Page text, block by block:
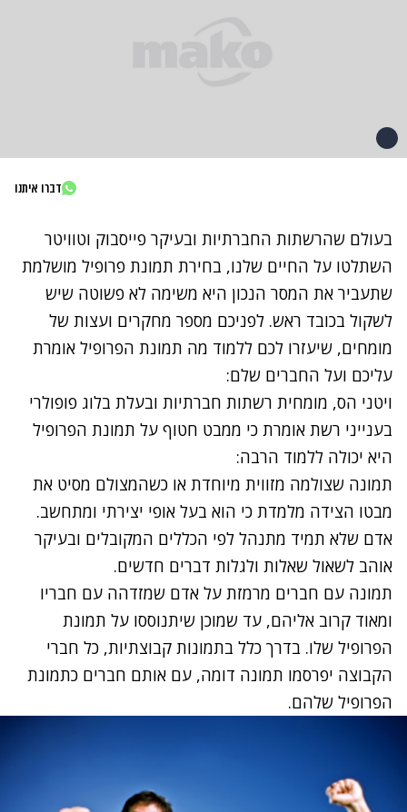
דברו איתנו
בעולם שהרשתות החברתיות ובעיקר פייסבוק וטוויטר
השתלטו על החיים שלנו, בחירת תמונת פרופיל מושלמת
שתעביר את המסר הנכון היא משימה לא פשוטה שיש
לשקול בכובד ראש. לפניכם מספר מחקרים ועצות של
מומחים, שיעזרו לכם ללמוד מה תמונת הפרופיל אומרת
עליכם ועל החברים שלם:
ויטני הס, מומחית רשתות חברתיות ובעלת בלוג פופולרי
בענייני רשת אומרת כי ממבט חטוף על תמונת הפרופיל
היא יכולה ללמוד הרבה:
תמונה שצולמה מזווית מיוחדת או כשהמצולם מסיט את
מבטו הצידה מלמדת כי הוא בעל אופי יצירתי ומתחשב.
אדם שלא תמיד מתנהל לפי הכללים המקובלים ובעיקר
אוהב לשאול שאלות ולגלות דברים חדשים.
תמונה עם חברים מרמזת על אדם שמזדהה עם חבריו
ומאוד קרוב אליהם, עד שמוכן שיתנוססו על תמונת
הפרופיל שלו. בדרך כלל בתמונות קבוצתיות, כל חברי
הקבוצה יפרסמו תמונה דומה, עם אותם חברים כתמונת
הפרופיל שלהם.